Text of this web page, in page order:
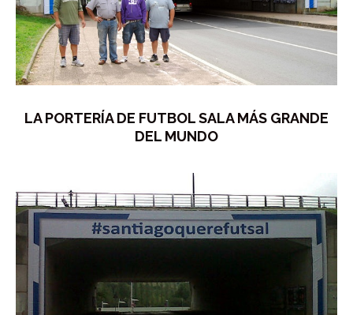
LA PORTERÍA DE FUTBOL SALA MÁS GRANDE
DEL MUNDO